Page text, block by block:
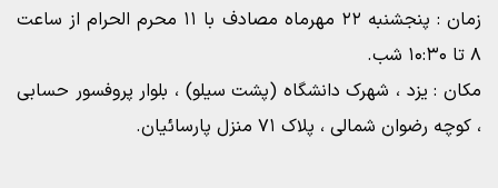
زمان : پنجشنبه ۲۲ مهرماه مصادف با ۱۱ محرم الحرام از ساعت
۸ تا ۱۰:۳۰ شب.
مکان : یزد ، شهرک دانشگاه (پشت سیلو) ، بلوار پروفسور حسابی
، کوچه رضوان شمالی ، پلاک ۷۱ منزل پارسائیان.